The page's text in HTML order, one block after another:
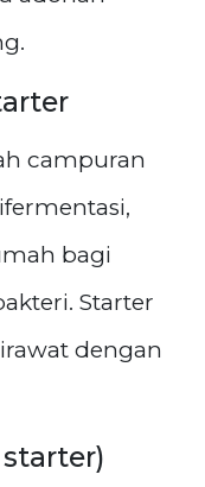
campuran
bagi
Starter
dengan